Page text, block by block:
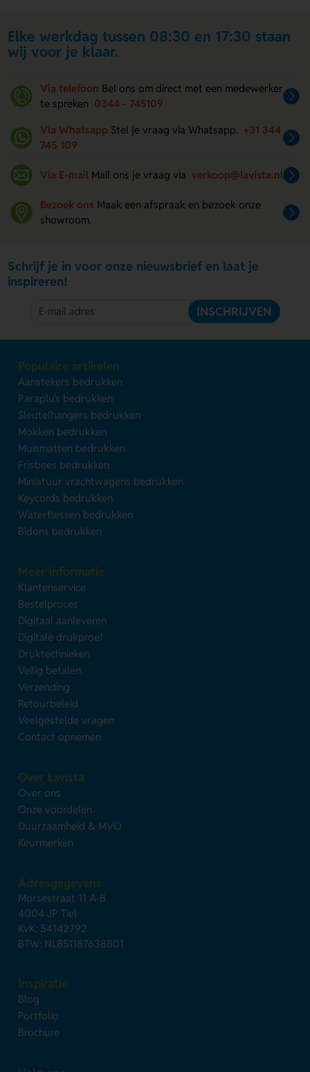
Elke werkdag tussen 08:30 en 17:30 staan
wij voor je klaar.
Via telefoon Bel ons om direct met een medewerker
te spreken 0344 - 745109
Via Whatsapp Stel je vraag via Whatsapp. +31 344
745 109
Via E-mail Mail ons je vraag via verkoop@lavista.nl
Bezoek ons Maak een afspraak en bezoek onze
showroom.
Schrijf je in voor onze nieuwsbrief en laat je
inspireren!
INSCHRIJVEN
Populaire artikelen
Aanstekers bedrukken
Paraplu's bedrukken
Sleutelhangers bedrukken
Mokken bedrukken
Muismatten bedrukken
Frisbees bedrukken
Miniatuur vrachtwagens bedrukken
Keycords bedrukken
Waterflessen bedrukken
Bidons bedrukken
Meer informatie
Klantenservice
Bestelproces
Digitaal aanleveren
Digitale drukproef
Druktechnieken
Veilig betalen
Verzending
Retourbeleid
Veelgestelde vragen
Contact opnemen
Over Lavista
Over ons
Onze voordelen
Duurzaamheid & MVO
Keurmerken
Adresgegevens
Morsestraat 11 A-B
4004 JP Tiel
KvK: 54142792
BTW: NL851187638B01
Inspiratie
Blog
Portfolio
Brochure